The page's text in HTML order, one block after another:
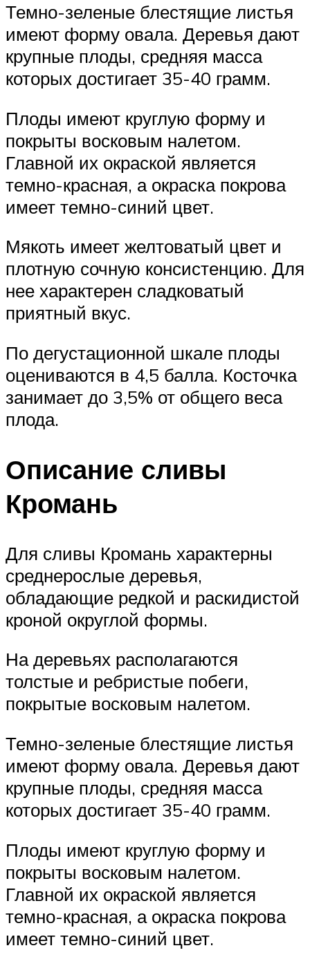
Темно-зеленые блестящие листья
имеют форму овала. Деревья дают
крупные плоды, средняя масса
которых достигает 35-40 грамм.
Плоды имеют круглую форму и
покрыты восковым налетом.
Главной их окраской является
темно-красная, а окраска покрова
имеет темно-синий цвет.
Мякоть имеет желтоватый цвет и
плотную сочную консистенцию. Для
нее характерен сладковатый
приятный вкус.
По дегустационной шкале плоды
оцениваются в 4,5 балла. Косточка
занимает до 3,5% от общего веса
плода.
Описание сливы
Кромань
Для сливы Кромань характерны
среднерослые деревья,
обладающие редкой и раскидистой
кроной округлой формы.
На деревьях располагаются
толстые и ребристые побеги,
покрытые восковым налетом.
Темно-зеленые блестящие листья
имеют форму овала. Деревья дают
крупные плоды, средняя масса
которых достигает 35-40 грамм.
Плоды имеют круглую форму и
покрыты восковым налетом.
Главной их окраской является
темно-красная, а окраска покрова
имеет темно-синий цвет.